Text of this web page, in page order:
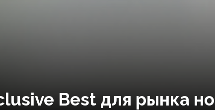
Best для рынка